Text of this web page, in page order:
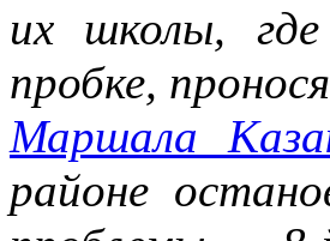
их школы,
пробке,
Маршала
районе